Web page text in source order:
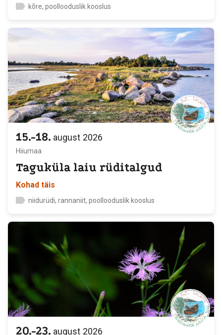
kõre, poollooduslik kooslus
2026
15.-18. august
Hiiumaa
Taguküla laiu rüditalgud
Kohad täis
niidurüdi, rannaniit, poollooduslik kooslus
2026
20.-23. august